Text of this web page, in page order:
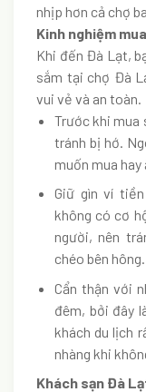
nhịp hơn cả chợ
Kinh nghiệm
Khi đến Đà Lạt,
sắm tại chợ Đà
vui vẻ và an toàn.
Trước khi mua
tránh bị hớ.
muốn mua hay
Giữ gìn ví
không có cơ
người, nên
chéo bên hông.
Cẩn thận với
đêm, bởi đây
khách du lịch
nhàng khi
Khách sạn Đà